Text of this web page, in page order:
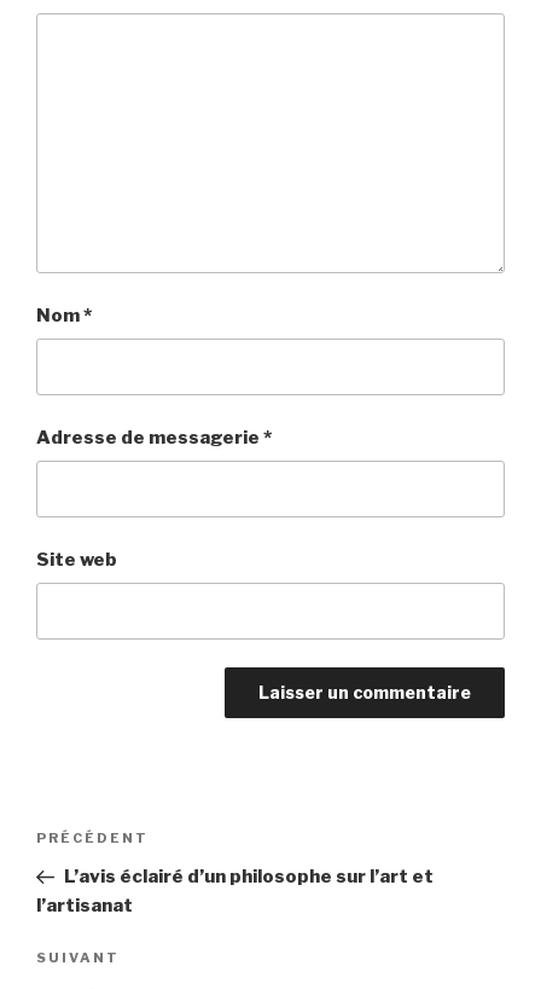
Nom*
Adresse de messagerie *
Site web
Navigation
l’article
Article
précédent
PRÉCÉDENT
L’avis éclairé d’un philosophe sur l’art et
l’artisanat
Article
SUIVANT